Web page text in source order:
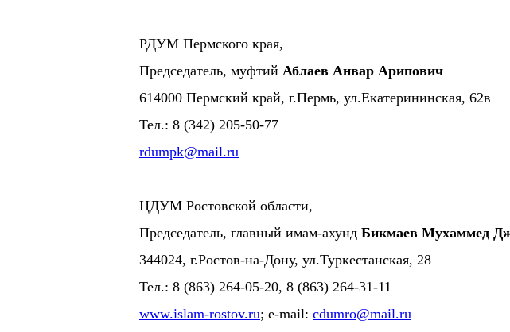
РДУМ Пермского края,
Председатель, муфтий Аблаев Анвар Арипович
614000 Пермский край, г.Пермь, ул.Екатерининская, 62в
Тел.: 8 (342) 205-50-77
rdumpk@mail.ru
ЦДУМ Ростовской области,
Председатель, главный имам-ахунд Бикмаев Мухаммед
344024, г.Ростов-на-Дону, ул.Туркестанская, 28
Тел.: 8 (863) 264-05-20, 8 (863) 264-31-11
www.islam-rostov.ru; e-mail: cdumro@mail.ru